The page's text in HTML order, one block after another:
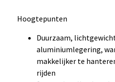
Hoogtepunten
Duurzaam,
aluminiumlegering,
makkelijker te
rijden